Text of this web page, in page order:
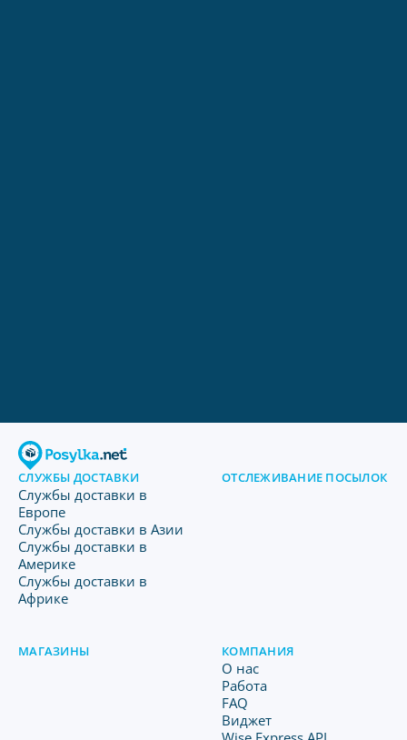
СЛУЖБЫ ДОСТАВКИ
Службы доставки в
Европе
Службы доставки в Азии
Службы доставки в
Америке
Службы доставки в
Африке
ОТСЛЕЖИВАНИЕ ПОСЫЛОК
МАГАЗИНЫ КОМПАНИЯ
O нас
Работа
FAQ
Виджет